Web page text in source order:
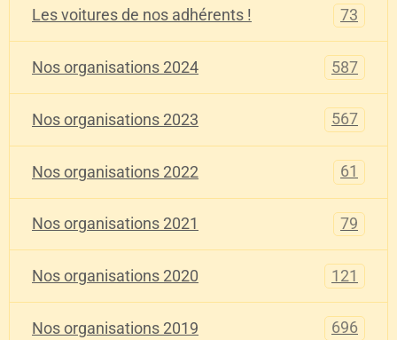
Les voitures de nos adhérents ! 73
Nos organisations 2024 587
Nos organisations 2023 567
Nos organisations 2022 61
Nos organisations 2021 79
Nos organisations 2020 121
Nos organisations 2019 696